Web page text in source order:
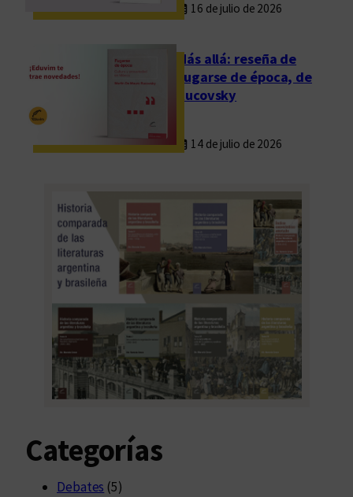
s
16 de julio de 2026
Más allá: reseña de
Fugarse de época, de
Rucovsky
14 de julio de 2026
Categorías
Debates (5)